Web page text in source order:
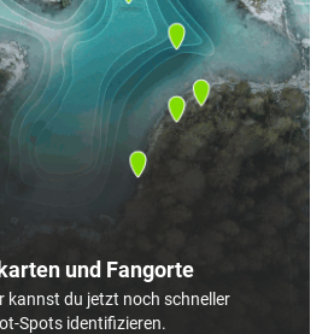
und Fangorte
kannst du jetzt noch schneller
Spots identifizieren.